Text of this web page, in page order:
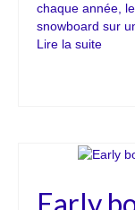
chaque année,
snowboard sur
Lire la suite­­
Early